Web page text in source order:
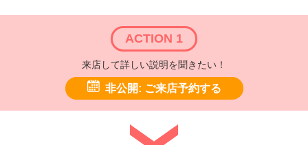
ACTION 1
来店して詳しい説明を聞きたい！
非公開: ご来店予約する